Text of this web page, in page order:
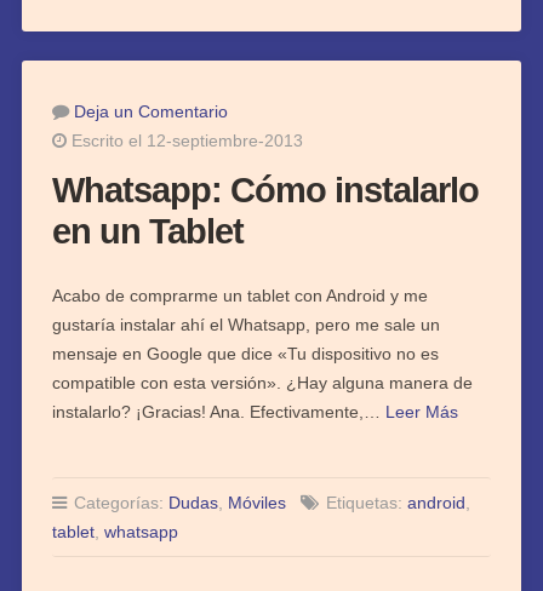
Deja un Comentario
Escrito el 12-septiembre-2013
Whatsapp: Cómo instalarlo
en un Tablet
Acabo de comprarme un tablet con Android y me
gustaría instalar ahí el Whatsapp, pero me sale un
mensaje en Google que dice «Tu dispositivo no es
compatible con esta versión». ¿Hay alguna manera de
instalarlo? ¡Gracias! Ana. Efectivamente,… Leer Más
Categorías: Dudas, Móviles Etiquetas: android
tablet, whatsapp